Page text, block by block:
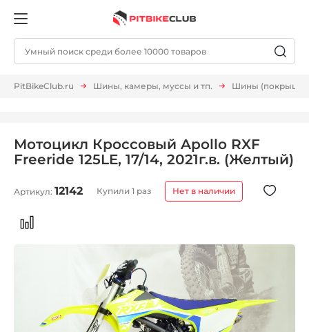
PitBikeClub.ru Шины, камеры, муссы и тп. Шины
Мотоцикл Кроссовый Apollo RXF
Freeride 125LE, 17/14, 2021г.в. (Желтый)
Артикул: 12142 Купили 1 раз Нет в наличии